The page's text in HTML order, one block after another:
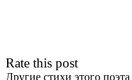
Rate this post
Другие стихи этого поэта